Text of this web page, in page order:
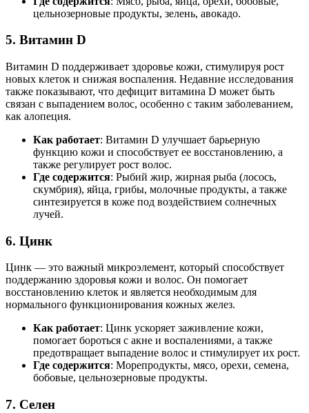
цельнозерновые продукты, зелень, авокадо.
5. Витамин D
Витамин D поддерживает здоровье кожи, стимулируя рост
новых клеток и снижая воспаления. Недавние исследования
также показывают, что дефицит витамина D может быть
связан с выпадением волос, особенно с таким заболеванием,
как алопеция.
Как работает: Витамин D улучшает барьерную
функцию кожи и способствует ее восстановлению, а
также регулирует рост волос.
Где содержится: Рыбий жир, жирная рыба (лосось,
скумбрия), яйца, грибы, молочные продукты, а также
синтезируется в коже под воздействием солнечных
лучей.
6. Цинк
Цинк — это важный микроэлемент, который способствует
поддержанию здоровья кожи и волос. Он помогает
восстановлению клеток и является необходимым для
нормального функционирования кожных желез.
Как работает: Цинк ускоряет заживление кожи,
помогает бороться с акне и воспалениями, а также
предотвращает выпадение волос и стимулирует их рост.
Где содержится: Морепродукты, мясо, орехи, семена,
бобовые, цельнозерновые продукты.
7. Селен